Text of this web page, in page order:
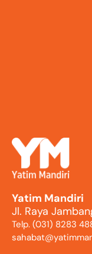
Yatim Mandiri
Jl. Raya
Telp. (031) 8283